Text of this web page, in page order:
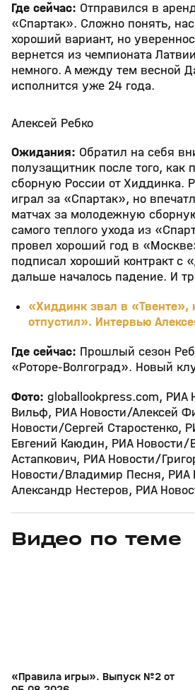
Где сейчас: Отправился в
«Спартак». Сложно понять,
хороший вариант, но
вернется из чемпионата
немного. А между тем весной
исполнится уже 24 года.
Алексей Ребко
Ожидания: Обратил на себя
полузащитник после того, как
сборную России от Хиддинка.
играл за «Спартак», но
матчах за молодежную
самого теплого ухода из
провел хороший год в
подписал хороший контракт с
дальше началось падение. И
«Хиддинк звал в «Твенте»,
отпустил». Интервью
Где сейчас: Прошлый сезон
«Роторе-Волгоград». Новый
Фото: globallookpress.com, РИА
Вильф, РИА Новости/Алексей
Новости/Сергей Старостенко,
Евгений Каюдин, РИА Новости/
Астапкович, РИА Новости/
Новости/Владимир Песня, РИА
Александр Нестеров, РИА
Видео по теме
05 авг, 18:11
«Правила игры». Выпуск №2 от